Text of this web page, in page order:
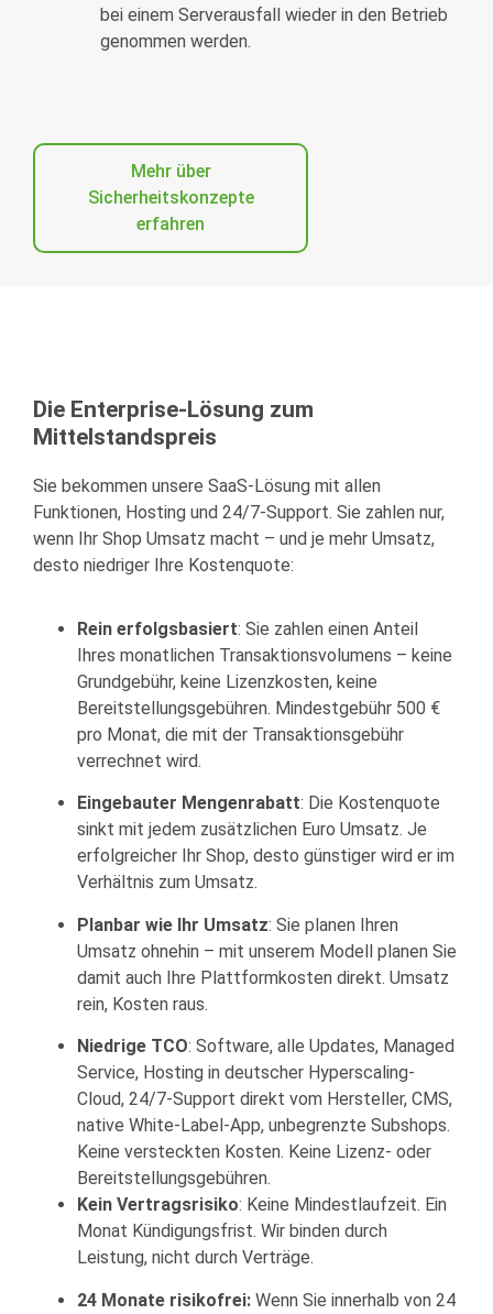
bei einem Serverausfall wieder in den Betrieb
genommen werden.
Mehr über
Sicherheitskonzepte
erfahren
Die Enterprise-Lösung zum
Mittelstandspreis
Sie bekommen unsere SaaS-Lösung mit allen
Funktionen, Hosting und 24/7-Support. Sie zahlen nur,
wenn Ihr Shop Umsatz macht – und je mehr Umsatz,
desto niedriger Ihre Kostenquote:
Rein erfolgsbasiert: Sie zahlen einen Anteil
Ihres monatlichen Transaktionsvolumens – keine
Grundgebühr, keine Lizenzkosten, keine
Bereitstellungsgebühren. Mindestgebühr 500 €
pro Monat, die mit der Transaktionsgebühr
verrechnet wird.
Eingebauter Mengenrabatt: Die Kostenquote
sinkt mit jedem zusätzlichen Euro Umsatz. Je
erfolgreicher Ihr Shop, desto günstiger wird er im
Verhältnis zum Umsatz.
Planbar wie Ihr Umsatz: Sie planen Ihren
Umsatz ohnehin – mit unserem Modell planen Sie
damit auch Ihre Plattformkosten direkt. Umsatz
rein, Kosten raus.
Niedrige TCO: Software, alle Updates, Managed
Service, Hosting in deutscher Hyperscaling-
Cloud, 24/7-Support direkt vom Hersteller, CMS,
native White-Label-App, unbegrenzte Subshops.
Keine versteckten Kosten. Keine Lizenz- oder
Bereitstellungsgebühren.
Kein Vertragsrisiko: Keine Mindestlaufzeit. Ein
Monat Kündigungsfrist. Wir binden durch
Leistung, nicht durch Verträge.
24 Monate risikofrei: Wenn Sie innerhalb von 24